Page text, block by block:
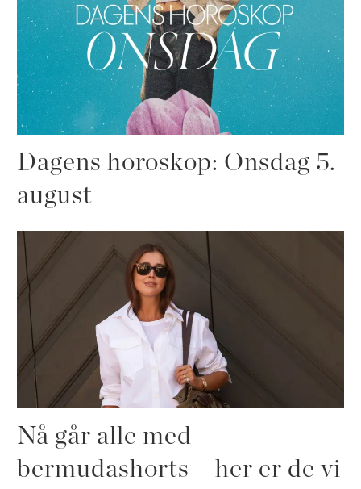
Dagens horoskop: Onsdag 5.
august
Nå går alle med
bermudashorts – her er de vi